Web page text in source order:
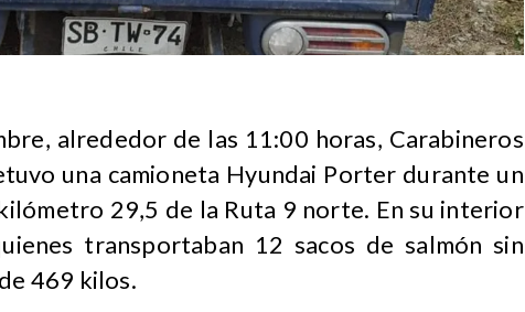
alrededor de las 11:00 horas, Carabineros
una camioneta Hyundai Porter durante un
29,5 de la Ruta 9 norte. En su interior
transportaban 12 sacos de salmón sin
469 kilos.